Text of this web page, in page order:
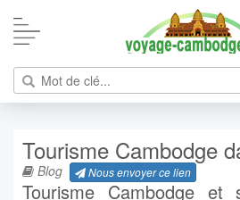
Tourisme Cambodge
Blog Nous envoyer ce lien
Tourisme Cambodge et